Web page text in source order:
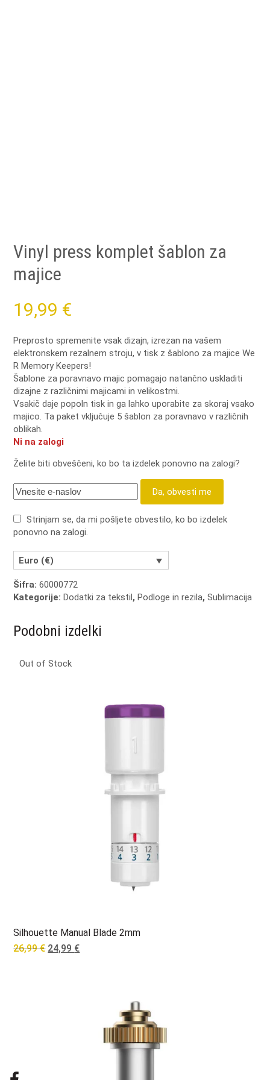
Vinyl press komplet šablon za
majice
19,99 €
Preprosto spremenite vsak dizajn, izrezan na vašem
elektronskem rezalnem stroju, v tisk z šablono za majice We
R Memory Keepers!
Šablone za poravnavo majic pomagajo natančno uskladiti
dizajne z različnimi majicami in velikostmi.
Vsakič daje popoln tisk in ga lahko uporabite za skoraj vsako
majico. Ta paket vključuje 5 šablon za poravnavo v različnih
oblikah.
Ni na zalogi
Želite biti obveščeni, ko bo ta izdelek ponovno na zalogi?
Da, obvesti me
Strinjam se, da mi pošljete obvestilo, ko bo izdelek
ponovno na zalogi.
Euro (€)
Šifra:60000772
Kategorije:Dodatki za tekstil,Podloge in rezila,Sublimacija
Podobni izdelki
Out of Stock
Silhouette Manual Blade 2mm
26,99€ Original
24,99 €Current